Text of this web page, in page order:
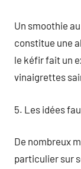
Un smoothie
constitue une
le kéfir fait un
vinaigrettes
5. Les idées
De nombreux
particulier sur